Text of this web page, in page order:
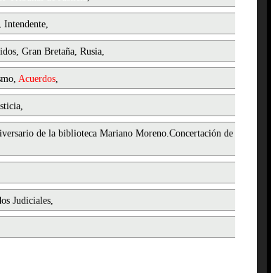
Intendente,
Gran Bretaña, Rusia,
Acuerdos,
de la biblioteca Mariano Moreno.Concertación de
Judiciales,